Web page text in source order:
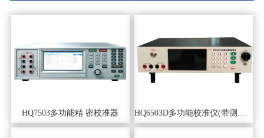
HQ7503多功能精 密校准器